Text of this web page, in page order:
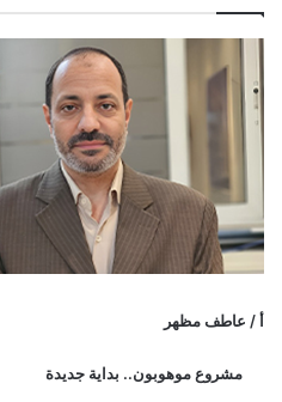
أ / عاطف مظهر
مشروع موهوبون.. بداية جديدة